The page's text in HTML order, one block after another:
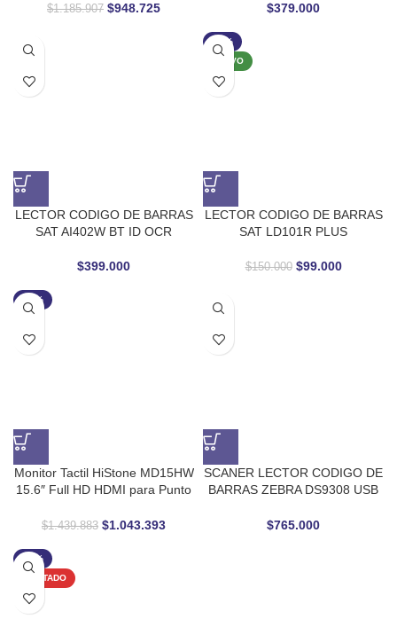
$1.185.907 $948.725
$379.000
LECTOR CODIGO DE BARRAS
SAT AI402W BT ID OCR
$399.000
-34%
NUEVO
LECTOR CODIGO DE BARRAS
SAT LD101R PLUS
$150.000 $99.000
-28%
Monitor Tactil HiStone MD15HW
15.6″ Full HD HDMI para Punto
$1.439.883 $1.043.393
SCANER LECTOR CODIGO DE
BARRAS ZEBRA DS9308 USB
$765.000
-21%
AGOTADO